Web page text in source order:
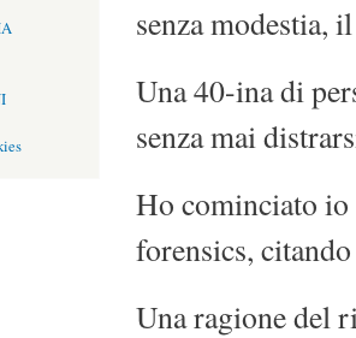
senza modestia,
Una 40-ina di
senza mai
Ho cominciato io
forensics,
Una ragione del